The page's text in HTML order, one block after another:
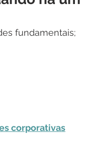
fundamentais;
corporativas